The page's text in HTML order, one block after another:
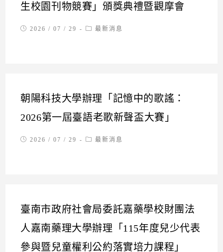
生校園刊物競賽」頒獎典禮暨觀摩會
Post2026 / 07 / 29
Post最新消息
朝陽科技大學辦理「記憶中的歌謠：
2026第一屆臺語老歌新聲盃大賽」
Post2026 / 07 / 29
Post最新消息
臺南市政府社會局委託嘉藥學校財團法
人嘉南藥理大學辦理「115年度兒少代表
參與暨兒童權利公約落實培力課程」